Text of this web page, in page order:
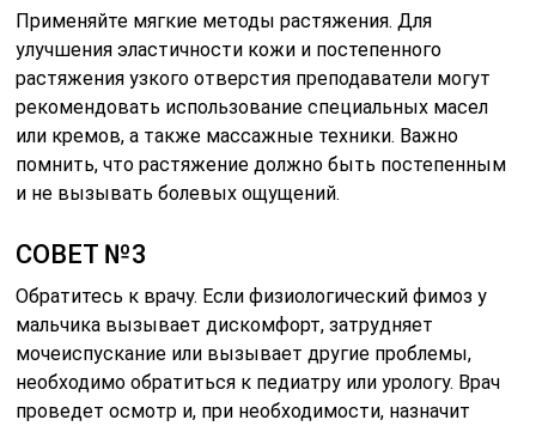
Применяйте мягкие методы растяжения. Для
улучшения эластичности кожи и постепенного
растяжения узкого отверстия преподаватели могут
рекомендовать использование специальных масел
или кремов, а также массажные техники. Важно
помнить, что растяжение должно быть постепенным
и не вызывать болевых ощущений.
СОВЕТ №3
Обратитесь к врачу. Если физиологический фимоз у
мальчика вызывает дискомфорт, затрудняет
мочеиспускание или вызывает другие проблемы,
необходимо обратиться к педиатру или урологу. Врач
проведет осмотр и, при необходимости, назначит